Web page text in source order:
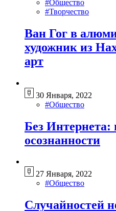
#Общество
#Творчество
Ван Гог в
художник из
арт
30 Января, 2022
#Общество
Без
осознанности
27 Января, 2022
#Общество
Случайностей